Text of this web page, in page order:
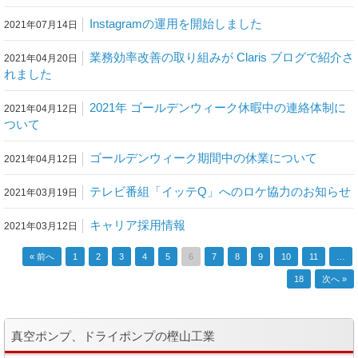
2021年07月14日 Instagramの運用を開始しました
2021年04月20日
業務効率改善の取り組みが Claris ブログで紹介さ
れました
2021年04月12日
2021年 ゴールデンウィーク休暇中の連絡体制に
ついて
2021年04月12日 ゴールデンウィーク期間中の休業について
2021年03月19日 テレビ番組「イッテQ」へのロケ協力のお知らせ
2021年03月12日 キャリア採用情報
投稿ナビゲーション
« 前へ 1 2 3 4 5 6 7 8 9 10 11
18 次へ »
真空ポンプ、ドライポンプの樫山工業